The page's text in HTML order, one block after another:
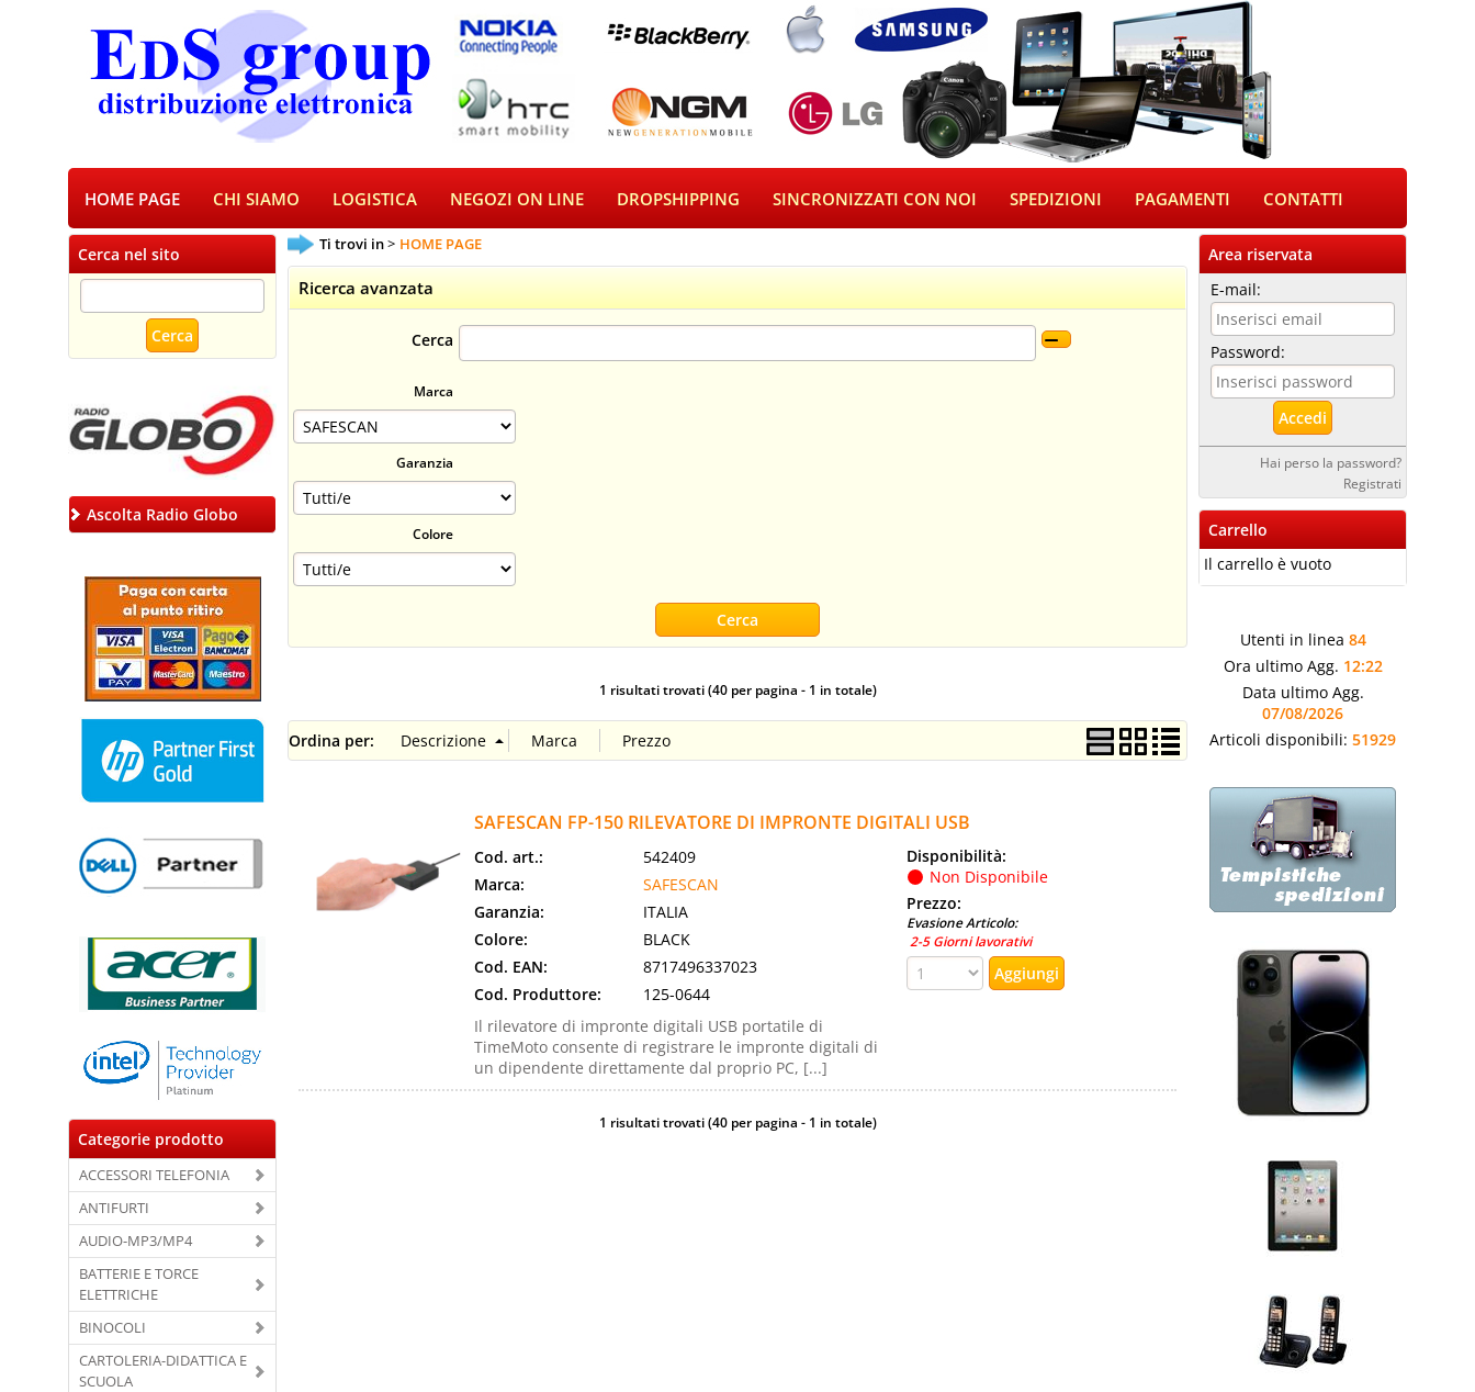
HOME PAGE CHI SIAMO LOGISTICA NEGOZI ON LINE DROPSHIPPING SINCRONIZZATI CON NOI SPEDIZIONI PAGAMENTI CONTATTI
Cerca nel sito
Ascolta Radio Globo
Categorie prodotto
ACCESSORI TELEFONIA
ANTIFURTI
AUDIO-MP3/MP4
BATTERIE E TORCE
ELETTRICHE
BINOCOLI
CARTOLERIA-DIDATTICA E
SCUOLA
Ti trovi in HOME PAGE
Ricerca avanzata
Cerca
Marca
Garanzia
Colore
1 risultati trovati (40 per pagina - 1 in totale)
Ordina per:
SAFESCAN FP-150 RILEVATORE DI IMPRONTE DIGITALI USB
Cod. art.:
542409
Marca:
SAFESCAN
Garanzia:
ITALIA
Colore:
BLACK
Cod. EAN:
8717496337023
Cod. Produttore:
125-0644
Il rilevatore di impronte digitali USB portatile di
TimeMoto consente di registrare le impronte digitali di
un dipendente direttamente dal proprio PC, [...]
Disponibilità:
Non Disponibile
Prezzo:
Evasione Articolo:
2-5 Giorni lavorativi
1 risultati trovati (40 per pagina - 1 in totale)
Area riservata
E-mail:
Password:
Hai perso la password?
Registrati
Carrello
Il carrello è vuoto
Utenti in linea 84
Ora ultimo Agg. 12:22
Data ultimo Agg.
07/08/2026
Articoli disponibili: 51929